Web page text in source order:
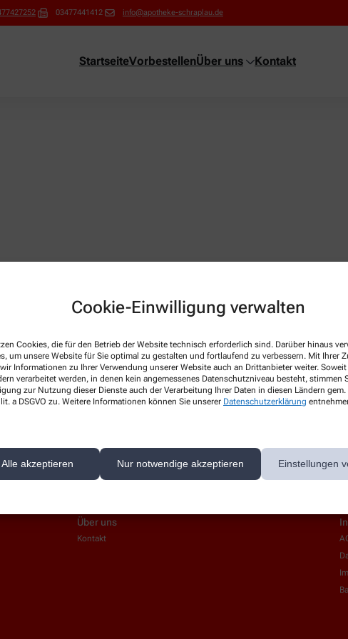
Cookie-Einwilligung verwalten
Cookies, die für den Betrieb der Website technisch erforderlich sind. Darüber hinaus
um unsere Website für Sie optimal zu gestalten und fortlaufend zu verbessern. Mit Ihrer
Informationen zu Ihrer Verwendung unserer Website auch an Drittanbieter weiter. Soweit
verarbeitet werden, in denen kein angemessenes Datenschutzniveau besteht, stimmen
zur Nutzung dieser Dienste auch der Verarbeitung Ihrer Daten in diesen Ländern
a DSGVO zu. Weitere Informationen können Sie unserer Datenschutzerklärung
Alle akzeptieren Nur notwendige akzeptieren Einstellungen
03477441412 info@apotheke-schraplau.de
StartseiteVorbestellenÜber uns Kontakt
Edit or delete it, then start writing!
Über uns
Kontakt